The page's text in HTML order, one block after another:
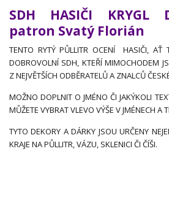
SDH HASIČI KRYGL
patron Svatý Florián
TENTO RYTÝ PŮLLITR OCENÍ HASIČI, AŤ
DOBROVOLNÍ SDH, KTEŘÍ MIMOCHODEM
Z NEJVĚTŠÍCH ODBĚRATELŮ A ZNALCŮ
MOŽNO DOPLNIT O JMÉNO ČI JAKÝKOLI
MŮŽETE VYBRAT VLEVO VÝŠE V JMÉNECH A
TYTO DEKORY A DÁRKY JSOU URČENY
KRAJE NA PŮLLITR, VÁZU, SKLENICI ČI ČÍŠI.